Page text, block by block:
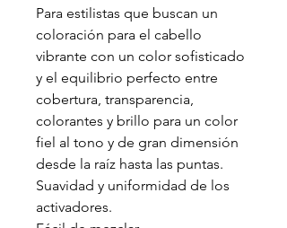
Para estilistas que buscan un
coloración para el cabello
vibrante con un color sofisticado
y el equilibrio perfecto entre
cobertura, transparencia,
colorantes y brillo para un color
fiel al tono y de gran dimensión
desde la raíz hasta las puntas.
Suavidad y uniformidad de los
activadores.